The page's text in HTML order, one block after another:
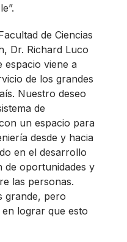
de Ciencias
Dr. Richard Luco
espacio viene a
de los grandes
Nuestro deseo
de
un espacio para
desde y hacia
en el desarrollo
de oportunidades y
las personas.
grande, pero
lograr que esto